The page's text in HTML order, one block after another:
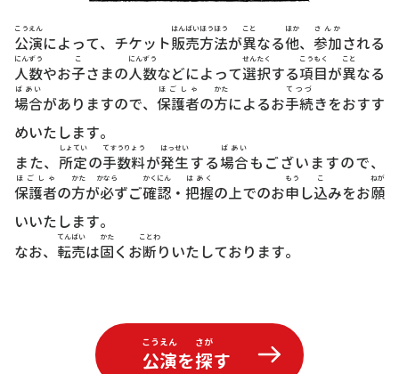
公演
こうえん
によって、チケット販売方法
はんばいほうほう
が異
こと
なる他
ほか
、 参加
さんか
される
人数
にんずう
やお子
こ
さまの人数
にんずう
などによって選択
せんたく
する項目
こうもく
が異
こと
なる
場合
ばあい
がありますので、 保護者
ほごしゃ
の方
かた
によるお手続
てつづ
きをおすす
めいたします。
また、 所定
しょてい
の手数料
てすうりょう
が発生
はっせい
する場合
ばあい
もございますので、
保護者
ほごしゃ
の方
かた
が必
かなら
ずご確認
かくにん
・ 把握
はあく
の上でのお申
もう
し込
こ
みをお願
ねが
いいたします。
なお、 転売
てんばい
は固
かた
くお断
ことわ
りいたしております。
公演
こうえん
を探
さが
す